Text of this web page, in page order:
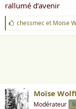
rallumé d’avenir
J
'
a
chessmecet Moïse
Moïse
Modérateur